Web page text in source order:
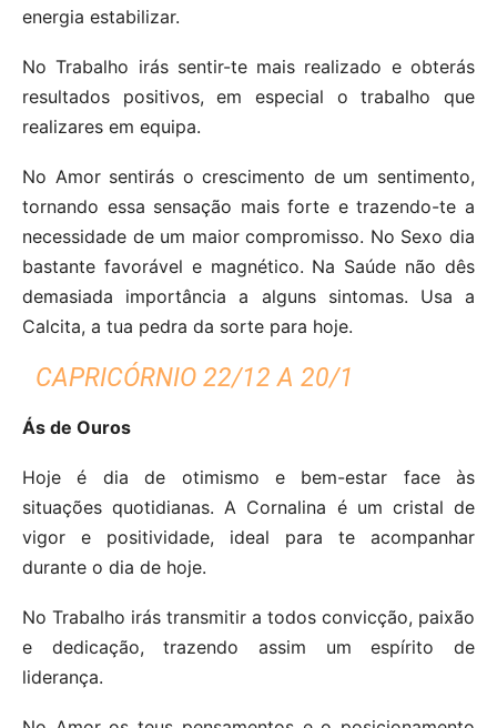
energia estabilizar.
No Trabalho irás sentir-te mais realizado e obterás
resultados positivos, em especial o trabalho que
realizares em equipa.
No Amor sentirás o crescimento de um sentimento,
tornando essa sensação mais forte e trazendo-te a
necessidade de um maior compromisso. No Sexo dia
bastante favorável e magnético. Na Saúde não dês
demasiada importância a alguns sintomas. Usa a
Calcita, a tua pedra da sorte para hoje.
CAPRICÓRNIO 22/12 A 20/1
Ás de Ouros
Hoje é dia de otimismo e bem-estar face às
situações quotidianas. A Cornalina é um cristal de
vigor e positividade, ideal para te acompanhar
durante o dia de hoje.
No Trabalho irás transmitir a todos convicção, paixão
e dedicação, trazendo assim um espírito de
liderança.